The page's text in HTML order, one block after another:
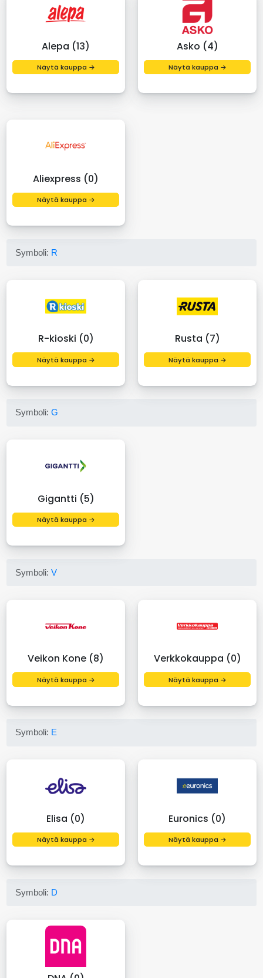
Alepa (13)
Näytä kauppa →
Asko (4)
Näytä kauppa →
Aliexpress (0)
Näytä kauppa →
Symboli: R
R-kioski (0)
Näytä kauppa →
Rusta (7)
Näytä kauppa →
Symboli:G
Gigantti (5)
Näytä kauppa →
Symboli:V
Veikon Kone (8)
Näytä kauppa →
Verkkokauppa (0)
Näytä kauppa →
Symboli: E
Elisa (0)
Näytä kauppa →
Euronics (0)
Näytä kauppa →
Symboli: D